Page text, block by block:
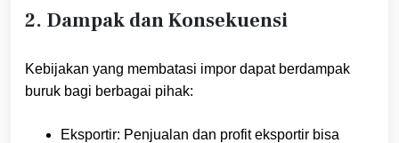
2. Dampak dan Konsekuensi
Kebijakan yang membatasi impor dapat berdampak
buruk bagi berbagai pihak:
Eksportir: Penjualan dan profit eksportir bisa